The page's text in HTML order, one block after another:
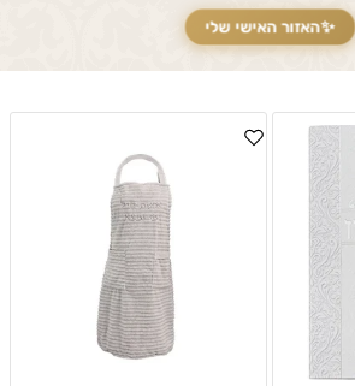
✨האזור האישי שלי